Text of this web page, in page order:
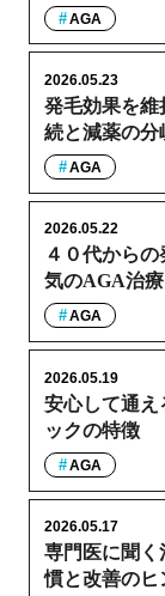
AGA
発毛効果を維
続と減薬の分
2026.05.23
AGA
４０代から
気のAGA治療
2026.05.22
AGA
安心して通
ックの特徴
2026.05.19
AGA
専門医に聞く
慣と改善のヒ
2026.05.17